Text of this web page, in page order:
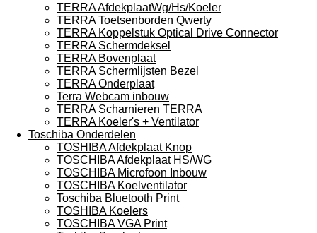
TERRA AfdekplaatWg/Hs/Koeler
TERRA Toetsenborden Qwerty
TERRA Koppelstuk Optical Drive Connector
TERRA Schermdeksel
TERRA Bovenplaat
TERRA Schermlijsten Bezel
TERRA Onderplaat
Terra Webcam inbouw
TERRA Scharnieren TERRA
TERRA Koeler's + Ventilator
Toschiba Onderdelen
TOSHIBA Afdekplaat Knop
TOSCHIBA Afdekplaat HS/WG
TOSCHIBA Microfoon Inbouw
TOSCHIBA Koelventilator
Toschiba Bluetooth Print
TOSHIBA Koelers
TOSCHIBA VGA Print